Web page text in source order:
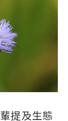
提及生態